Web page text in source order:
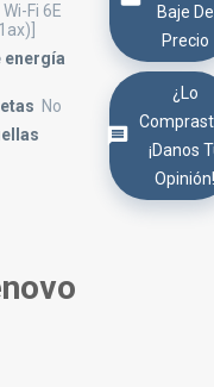
Fi 6E
energía
No
Baje De
Precio
¿Lo
¡Danos